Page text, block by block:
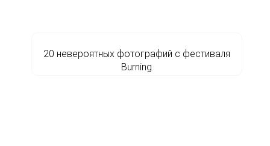
20 невероятных фотографий с фестиваля
Burning